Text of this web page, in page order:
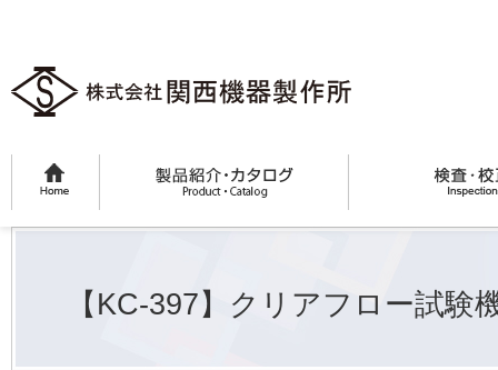
【KC-397】クリアフロー試験